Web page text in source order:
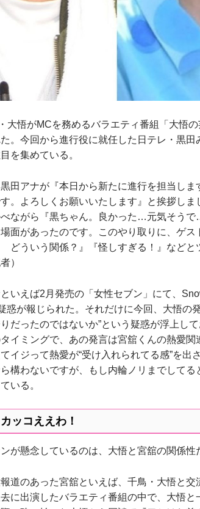
悟がMCを務めるバラエティ番組「大悟
。今回から進行役に就任した日テレ・黒田
を集めている。
黒田アナが『本日から新たに進行を担当し
。よろしくお願いいたします』と挨拶しま
ながら『黒ちゃん。良かった…元気そう
面があったのです。このやり取りに、ゲス
どういう関係？』『怪しすぎる！』などと
）
いえば2月発売の「女性セブン」にて、
惑が報じられた。それだけに今回、大悟の
だったのではないか”という疑惑が浮上し
イミングで、あの発言は宮舘くんの熱愛関
イジって熱愛が“受け入れられてる感”を出
構わないですが、もし内輪ノリまでしてる
いる。
ッコええわ！
が懸念しているのは、大悟と宮舘の関係性
報道のあった宮舘といえば、千鳥・大悟と
に出演したバラエティ番組の中で、大悟と